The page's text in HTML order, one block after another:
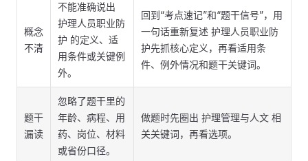
概念
不清
不能准确说出
护理人员职业防
护 的定义、适
用条件或关键例
外。
回到“考点速记”和“题干信号”，用
一句话重新复述 护理人员职业防
护先抓核心定义，再看适用条
件、例外情况和题干关键词。
题干
漏读
忽略了题干里的
年龄、病程、用
药、岗位、材料
或省份口径。
做题时先圈出 护理管理与人文 相
关关键词，再看选项。